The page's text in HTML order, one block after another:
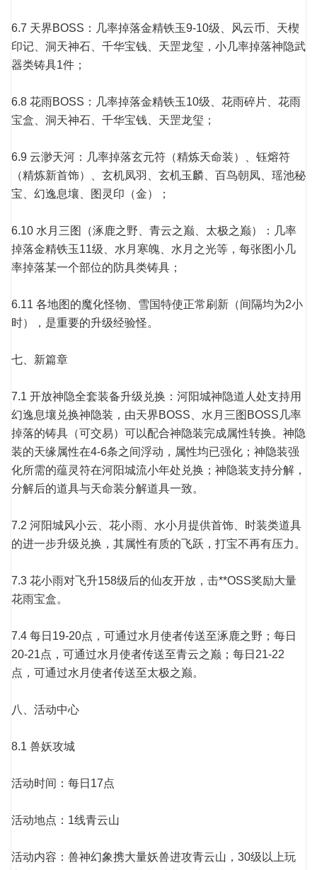
6.7 天界BOSS：几率掉落金精铁玉9-10级、风云币、天楔
印记、洞天神石、千华宝钱、天罡龙玺，小几率掉落神隐武
器类铸具1件；
6.8 花雨BOSS：几率掉落金精铁玉10级、花雨碎片、花雨
宝盒、洞天神石、千华宝钱、天罡龙玺；
6.9 云渺天河：几率掉落玄元符（精炼天命装）、钰熔符
（精炼新首饰）、玄机凤羽、玄机玉麟、百鸟朝凤、瑶池秘
宝、幻逸息壤、图灵印（金）；
6.10 水月三图（涿鹿之野、青云之巅、太极之巅）：几率
掉落金精铁玉11级、水月寒魄、水月之光等，每张图小几
率掉落某一个部位的防具类铸具；
6.11 各地图的魔化怪物、雪国特使正常刷新（间隔均为2小
时），是重要的升级经验怪。
七、新篇章
7.1 开放神隐全套装备升级兑换：河阳城神隐道人处支持用
幻逸息壤兑换神隐装，由天界BOSS、水月三图BOSS几率
掉落的铸具（可交易）可以配合神隐装完成属性转换。神隐
装的天缘属性在4-6条之间浮动，属性均已强化；神隐装强
化所需的蕴灵符在河阳城流小年处兑换；神隐装支持分解，
分解后的道具与天命装分解道具一致。
7.2 河阳城风小云、花小雨、水小月提供首饰、时装类道具
的进一步升级兑换，其属性有质的飞跃，打宝不再有压力。
7.3 花小雨对飞升158级后的仙友开放，击**OSS奖励大量
花雨宝盒。
7.4 每日19-20点，可通过水月使者传送至涿鹿之野；每日
20-21点，可通过水月使者传送至青云之巅；每日21-22
点，可通过水月使者传送至太极之巅。
八、活动中心
8.1 兽妖攻城
活动时间：每日17点
活动地点：1线青云山
活动内容：兽神幻象携大量妖兽进攻青云山，30级以上玩